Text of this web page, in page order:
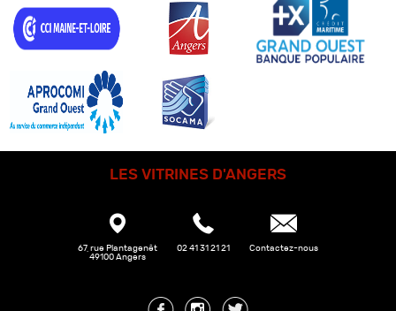
LES VITRINES D'ANGERS
67, rue Plantagenêt
49100 Angers
02 41 31 21 21 Contactez-nous